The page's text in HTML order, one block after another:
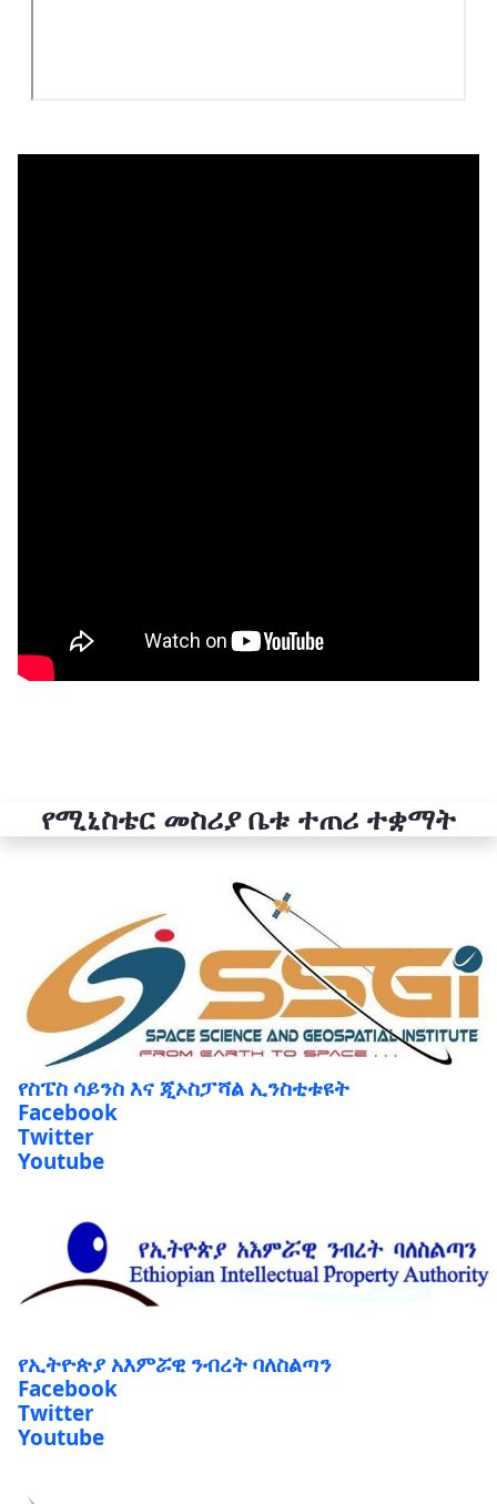
የሚኒስቴር መስሪያ ቤቱ ተጠሪ ተቋማት
የስፔስ ሳይንስ እና ጂኦስፓሻል ኢንስቲቱዩት
Facebook
Twitter
Youtube
የኢትዮጵያ አእምሯዊ ንብረት ባለስልጣን
Facebook
Twitter
Youtube